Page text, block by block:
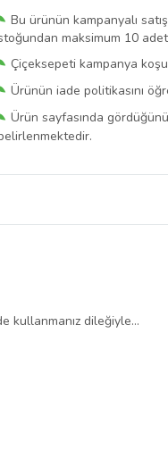
Bu ürünün kampanyalı
maksimum 10
Çiçeksepeti kampanya
Ürünün iade politikasını
Ürün sayfasında
kullanmanız dileğiyle…